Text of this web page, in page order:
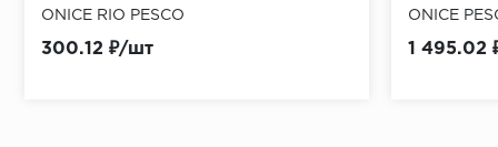
ONICE RIO PESCO
300.12 ₽/шт
ONICE
1 495.02